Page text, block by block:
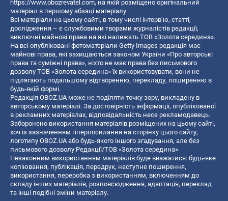
https://www.obozrevatel.com, на якій розміщено оригінальний
матеріал в першому абзаці матеріалу.
Всі матеріали на цьому сайті, в тому числі інтерв’ю, статті,
дослідження – є службовими творами журналістів редакції,
виключні майнові права на які належать ТОВ «Золота середина».
На всі опубліковані фотоматеріали Getty Images редакція має
майнові права, які захищаються законом України «Про авторські
права та суміжні права», ніхто не має права без письмового
дозволу ТОВ «Золота середина» їх використовувати, вони не
підлягають подальшому відтворенню, перекладу, поширенню в
будь-якій формі.
Редакція OBOZ.UA може не поділяти точку зору, викладену в
авторському матеріалі. За достовірність інформації, опублікованої
в рекламних матеріалах, відповідальність несе рекламодавець.
Заборонено використання матеріалів розміщених на цьому сайті,
хоч із зазначенням гіперпосилання на сторінку цього сайту,
логотипу OBOZ.UA або будь-якого іншого згадування, але без
письмового дозволу Редакції/ТОВ «Золота середина»
Незаконним використанням матеріалів буде вважатися: будь-яке
копiювання, публiкацiя, передрук, наступне поширення,
використання, переробка з використанням, включенням до
складу інших матеріалів, розповсюдження, адаптація, переклад
та інші подібні зміни матеріалу.